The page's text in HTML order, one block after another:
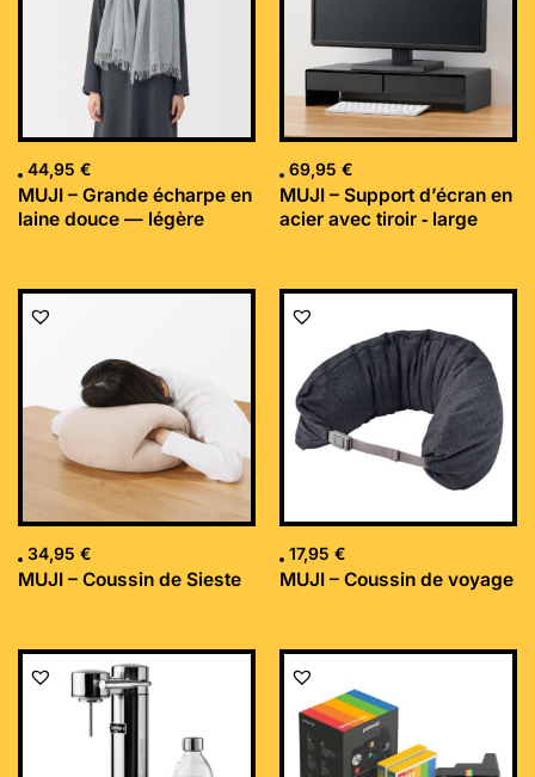
44,95 €
MUJI – Grande écharpe en
laine douce — légère
69,95 €
MUJI – Support d’écran en
acier avec tiroir ‐ large
34,95 €
MUJI – Coussin de Sieste
17,95 €
MUJI – Coussin de voyage
Le
initial
était :
169,99 €.
Le